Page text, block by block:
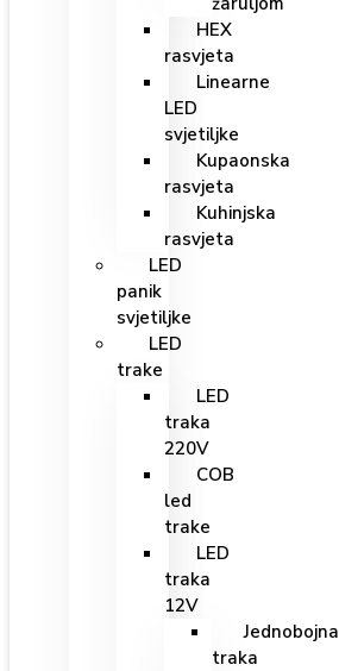
HEX
rasvjeta
Linearne
LED
svjetiljke
Kupaonska
rasvjeta
Kuhinjska
rasvjeta
LED
panik
svjetiljke
LED
trake
LED
traka
220V
COB
led
trake
LED
traka
12V
Jednobojna
traka